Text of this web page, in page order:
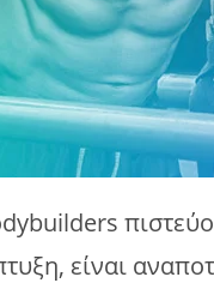
είναι